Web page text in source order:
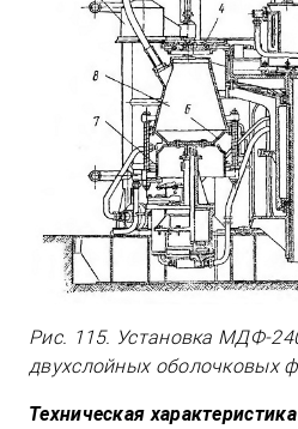
Рис. 115. Установка МДФ-
двухслойных оболочковых
Техническая